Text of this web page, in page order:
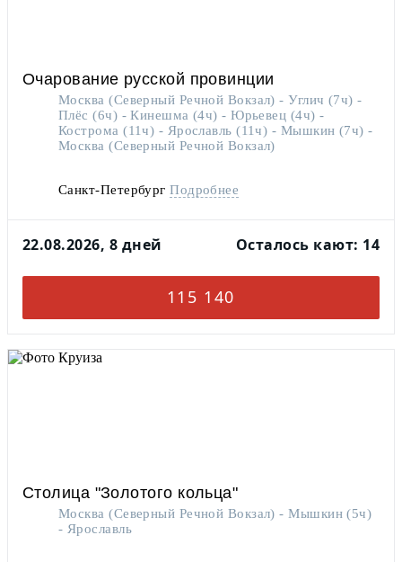
Очарование русской провинции
Москва (Северный Речной Вокзал) - Углич (7ч) -
Плёс (6ч) - Кинешма (4ч) - Юрьевец (4ч) -
Кострома (11ч) - Ярославль (11ч) - Мышкин (7ч) -
Москва (Северный Речной Вокзал)
Санкт-ПетербургПодробнее
22.08.2026, 8 дней Осталось кают: 14
115 140
Столица "Золотого кольца"
Москва (Северный Речной Вокзал) - Мышкин (5ч)
- Ярославль